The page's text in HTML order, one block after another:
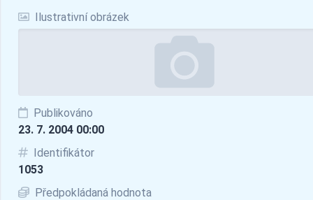
Ilustrativní obrázek
Publikováno
23. 7. 2004 00:00
Identifikátor
1053
Předpokládaná hodnota